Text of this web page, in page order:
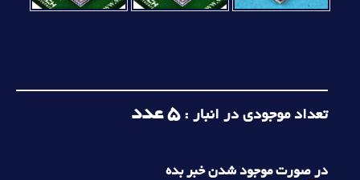
تعداد موجودی در انبار :5 عدد
در صورت موجود شدن خبر بده